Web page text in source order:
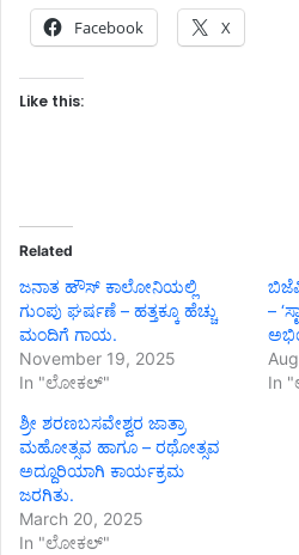
Facebook X
Like this:
Related
ಜನಾತ ಹೌಸ್ ಕಾಲೋನಿಯಲ್ಲಿ
ಗುಂಪು ಘರ್ಷಣೆ – ಹತ್ತಕ್ಕೂ ಹೆಚ್ಚು
ಮಂದಿಗೆ ಗಾಯ.
November 19, 2025
In "ಲೋಕಲ್"
–
In
ಶ್ರೀ ಶರಣಬಸವೇಶ್ವರ ಜಾತ್ರಾ
ಮಹೋತ್ಸವ ಹಾಗೂ – ರಥೋತ್ಸವ
ಅದ್ದೂರಿಯಾಗಿ ಕಾರ್ಯಕ್ರಮ
ಜರಗಿತು.
March 20, 2025
In "ಲೋಕಲ್"